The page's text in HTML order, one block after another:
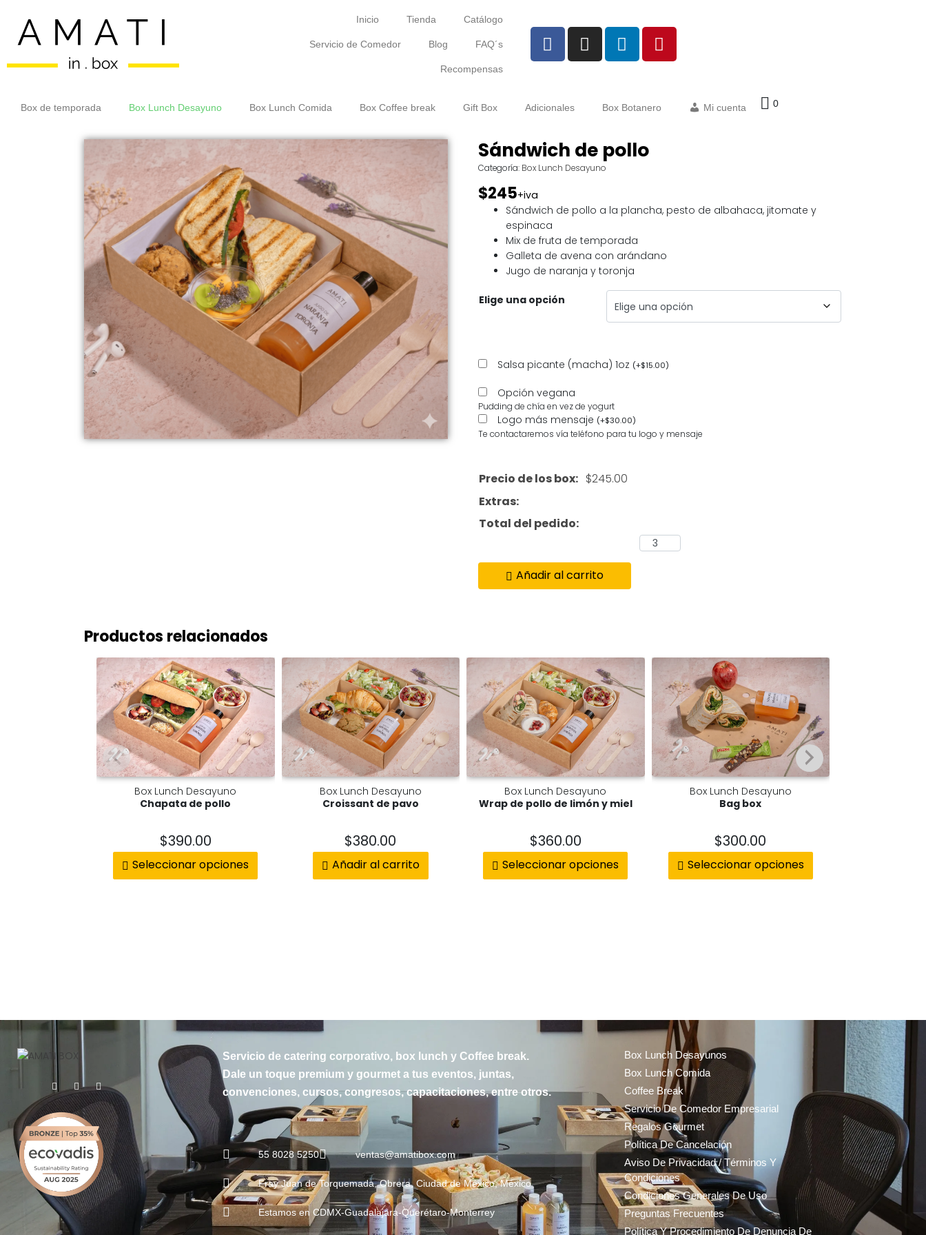
Inicio Tienda Catálogo
Servicio de Comedor Blog FAQ´s
Recompensas
Box de temporada Box Lunch Desayuno Box Lunch Comida Box Coffee break Gift Box Adicionales Box Botanero Mi cuenta 0
Sándwich de pollo
Categoría: Box Lunch Desayuno
$245+iva
Sándwich de pollo a la plancha, pesto de albahaca, jitomate y
espinaca
Mix de fruta de temporada
Galleta de avena con arándano
Jugo de naranja y toronja
Elige una opción
Salsa picante (macha) 1oz (+$15.00)
Opción vegana
Pudding de chía en vez de yogurt
Logo más mensaje (+$30.00)
Te contactaremos vía teléfono para tu logo y mensaje
Precio de los box: $245.00
Extras:
Total del pedido:
Añadir al carrito
Productos relacionados
Box Lunch Desayuno
Chapata de pollo
$390.00
Seleccionar opciones
Box Lunch Desayuno
Croissant de pavo
$380.00
Añadir al carrito
Box Lunch Desayuno
Wrap de pollo de limón y miel
$360.00
Seleccionar opciones
Box Lunch Desayuno
Bag box
$300.00
Seleccionar opciones
Servicio de catering corporativo, box lunch y Coffee break.
Dale un toque premium y gourmet a tus eventos, juntas,
convenciones, cursos, congresos, capacitaciones, entre otros.
55 8028 5250 ventas@amatibox.com
Fray Juan de Torquemada, Obrera, Ciudad de México, México
Estamos en CDMX-Guadalajara-Querétaro-Monterrey
Box Lunch Desayunos
Box Lunch Comida
Coffee Break
Servicio De Comedor Empresarial
Regalos Gourmet
Política De Cancelación
Aviso De Privacidad / Términos Y
Condiciones
Condiciones Generales De Uso
Preguntas Frecuentes
Política Y Procedimiento De Denuncia De